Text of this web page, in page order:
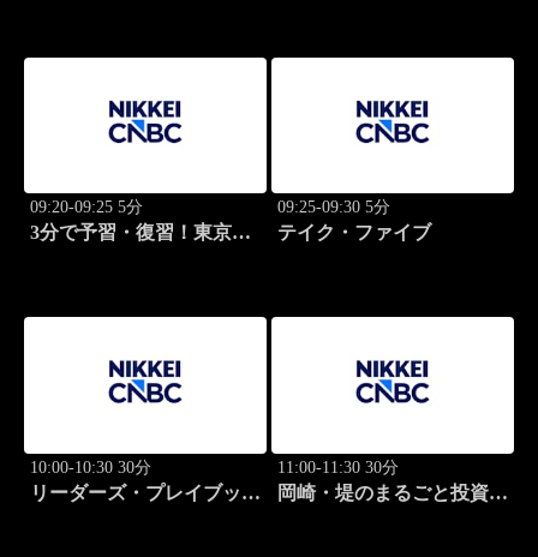
09:20-09:25 5分
3分で予習・復習！東京市
09:25-09:30 5分
テイク・ファイブ
10:00-10:30 30分
リーダーズ・プレイブック
11:00-11:30 30分
岡崎・堤のまるごと投資道